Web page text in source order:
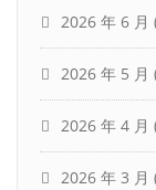
2026 年 6 月
2026 年 5 月
2026 年 4 月
2026 年 3 月